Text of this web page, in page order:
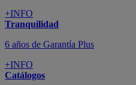
+INFO
Tranquilidad
6 años de Garantía Plus
+INFO
Catálogos